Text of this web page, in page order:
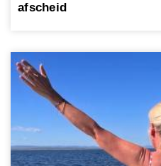
afscheid